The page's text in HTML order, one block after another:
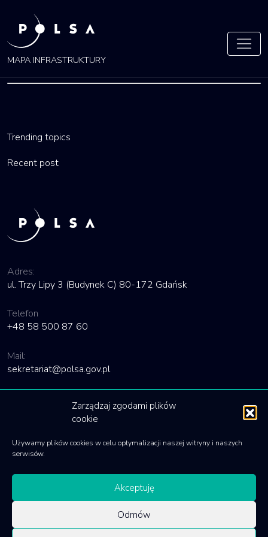
Zarządzaj zgodami plików
cookie
Używamy plików cookies w celu optymalizacji naszej witryny i naszych
serwisów.
Akceptuję
Odmów
MAPA INFRASTRUKTURY
Trending topics
Recent post
Adres:
ul. Trzy Lipy 3 (Budynek C) 80-172 Gdańsk
Telefon
+48 58 500 87 60
Mail:
sekretariat@polsa.gov.pl
Polityka cookies
© 2020 Polska Agencja Kosmiczna